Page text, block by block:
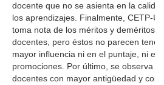
docente que no se asienta en la
los aprendizajes. Finalmente, CETP-
toma nota de los méritos y deméritos
docentes, pero éstos no parecen tener
mayor influencia ni en el puntaje, ni en
promociones. Por último, se observa
docentes con mayor antigüedad y con